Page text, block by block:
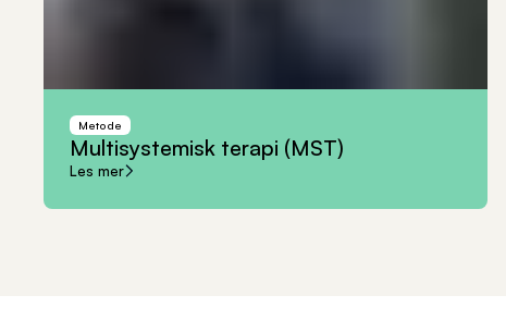
Metode
Multisystemisk terapi (MST)
Les mer